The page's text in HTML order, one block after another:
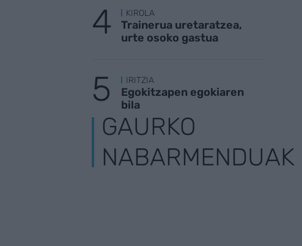
KIROLA
Trainerua uretaratzea,
urte osoko gastua
IRITZIA
Egokitzapen egokiaren
bila
GAURKO
NABARMENDUAK